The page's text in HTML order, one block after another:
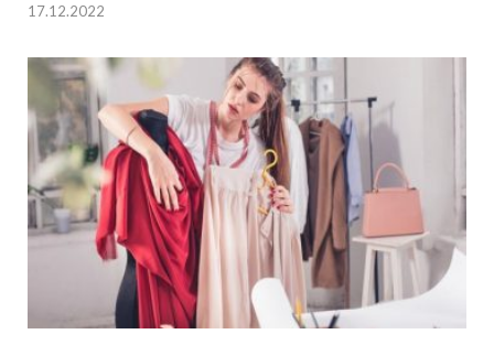
17.12.2022